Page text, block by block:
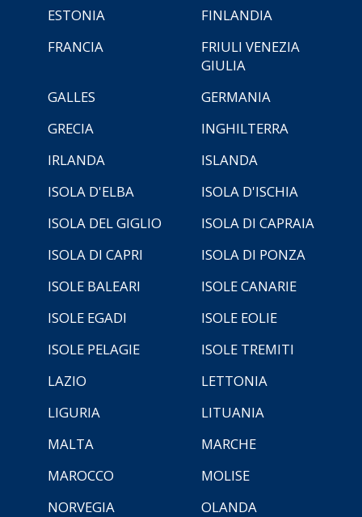
ESTONIA
FINLANDIA
FRANCIA
FRIULI VENEZIA
GIULIA
GALLES
GERMANIA
GRECIA
INGHILTERRA
IRLANDA
ISLANDA
ISOLA D'ELBA
ISOLA D'ISCHIA
ISOLA DEL GIGLIO
ISOLA DI CAPRAIA
ISOLA DI CAPRI
ISOLA DI PONZA
ISOLE BALEARI
ISOLE CANARIE
ISOLE EGADI
ISOLE EOLIE
ISOLE PELAGIE
ISOLE TREMITI
LAZIO
LETTONIA
LIGURIA
LITUANIA
MALTA
MARCHE
MAROCCO
MOLISE
NORVEGIA
OLANDA